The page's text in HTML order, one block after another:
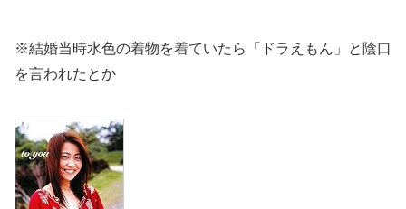
※結婚当時水色の着物を着ていたら「ドラえもん」と陰口
を言われたとか